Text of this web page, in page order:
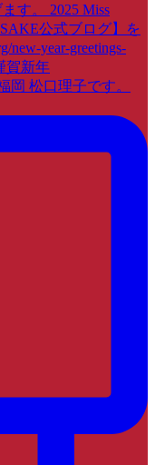
岡 松口理子です。